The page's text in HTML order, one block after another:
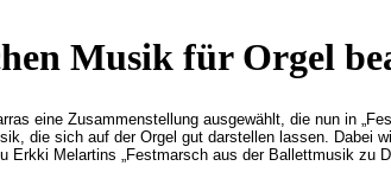
Musik für Orgel
eine Zusammenstellung ausgewählt, die nun in
die sich auf der Orgel gut darstellen lassen. Dabei
Melartins „Festmarsch aus der Ballettmusik zu